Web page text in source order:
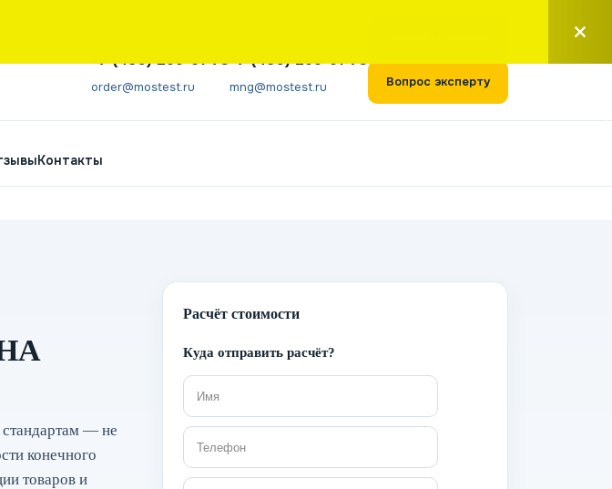
+7 (495) 266-61-73
order@mostest.ru
+7 (495) 266-61-73
mng@mostest.ru Вопрос эксперту
Контакты
— не
конечного
товаров и
Расчёт стоимости
Куда отправить расчёт?